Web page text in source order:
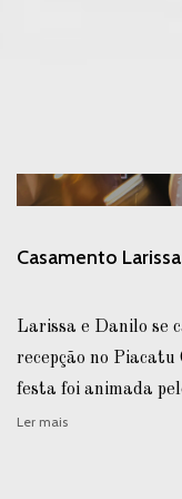
Casamento
Larissa e Danilo se
recepção no
festa foi animada
Ler mais